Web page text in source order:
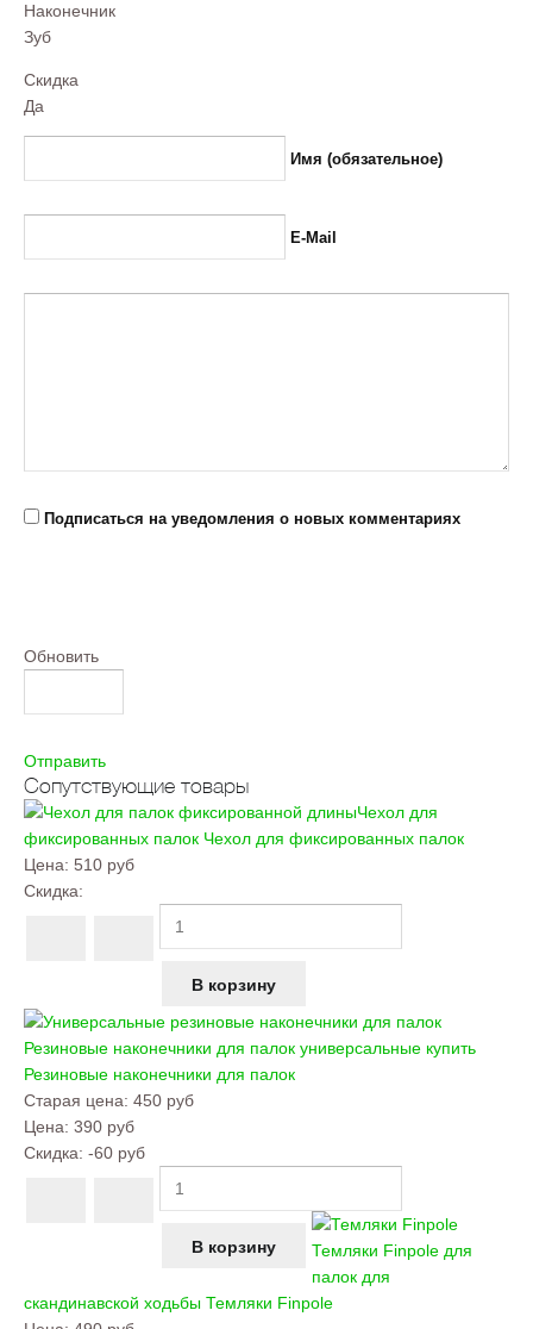
Наконечник
Зуб
Скидка
Да
Имя (обязательное)
E-Mail
Подписаться на уведомления о новых комментариях
Обновить
Отправить
Сопутствующие товары
Чехол для
фиксированных палок Чехол для фиксированных палок
Цена: 510 руб
Скидка:
Резиновые наконечники для палок универсальные купить
Резиновые наконечники для палок
Старая цена: 450 руб
Цена: 390 руб
Скидка: -60 руб
Темляки Finpole для
палок для
скандинавской ходьбы Темляки Finpole